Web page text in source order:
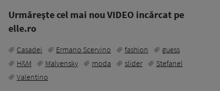
Urmăreşte cel mai nou VIDEO incărcat pe
elle.ro
Casadei Ermano Scervino fashion
guess
H&M
Malvensky moda slider
Stefanel
Valentino